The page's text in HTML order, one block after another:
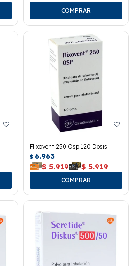
Flixovent 250 Osp 120 Dosis
$ 6.963
$ 5.919 $ 5.919